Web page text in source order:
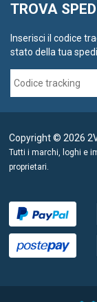
TROVA
Inserisci il codice
stato della tua
Copyright © 2026
Tutti i marchi, loghi e
proprietari.